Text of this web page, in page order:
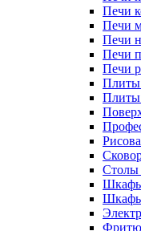
Печи
Печи
Печи
Печи
Печи
Плиты
Плиты
Столы
Шкафы